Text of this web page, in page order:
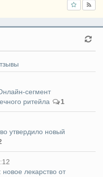
сегмент
ритейла
1
утвердило новый
лекарство от